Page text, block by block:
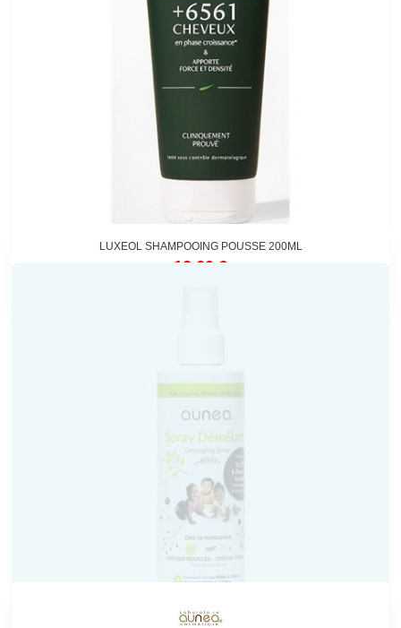
LUXEOL SHAMPOOING POUSSE 200ML
12,60 €